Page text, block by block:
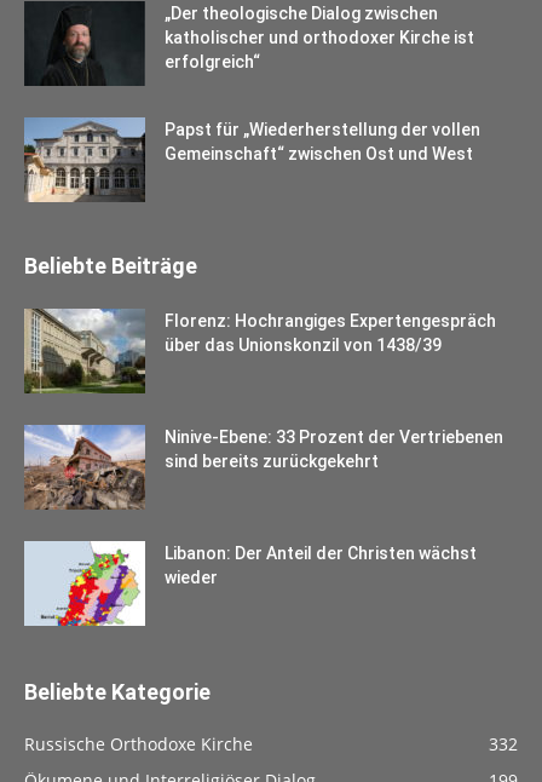
„Der theologische Dialog zwischen
katholischer und orthodoxer Kirche ist
erfolgreich“
Papst für „Wiederherstellung der vollen
Gemeinschaft“ zwischen Ost und West
Beliebte Beiträge
Florenz: Hochrangiges Expertengespräch
über das Unionskonzil von 1438/39
Ninive-Ebene: 33 Prozent der Vertriebenen
sind bereits zurückgekehrt
Libanon: Der Anteil der Christen wächst
wieder
Beliebte Kategorie
Russische Orthodoxe Kirche
332